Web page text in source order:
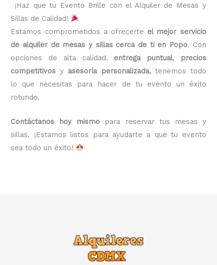
¡Haz que tu Evento Brille con el Alquiler de Mesas y
Sillas de Calidad!
Estamos comprometidos a ofrecerte el mejor servicio
de alquiler de mesas y sillas cerca de ti en Popo. Con
opciones de alta calidad, entrega puntual,
precios
competitivos y asesoría personalizada, tenemos todo
lo que necesitas para hacer de tu evento un éxito
rotundo.
Contáctanos hoy mismo para reservar tus mesas y
sillas. ¡Estamos listos para ayudarte a que tu evento
sea todo un éxito!